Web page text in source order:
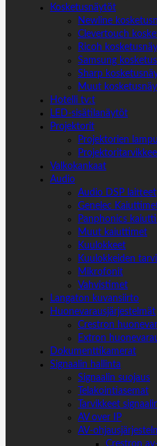
Kosketusnäytöt
Newline
Clevertouch
Ricoh
Samsung
Sharp
Muut
Hotelli tv:t
LED-sisätilanäytöt
Projektorit
Projektorien
Valkokankaat
Audio
Audio DSP laitteet
Genelec
Panphonics
Muut kaiuttimet
Kuulokkeet
Kuulokkeiden
Mikrofonit
Vahvistimet
Langaton kuvansiirto
Huonevarausjärjestelmät
Crestron
Extron
Dokumenttikamerat
Signaalin hallinta
Signaalin suojaus
Telakointiasemat
Tarvikkeet
AV over IP
AV-
Crestron